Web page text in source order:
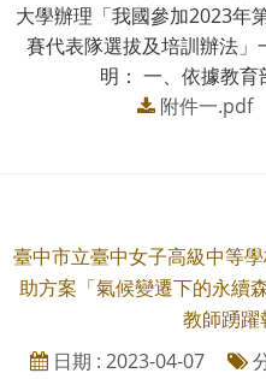
大學辦理「我國參加2023年
賽代表隊選拔及培訓辦法
明： 一、依據教
附件一.pdf
臺中市立臺中女子高級中等
助方案「氣候變遷下的永續
教師踴躍
日期 : 2023-04-07